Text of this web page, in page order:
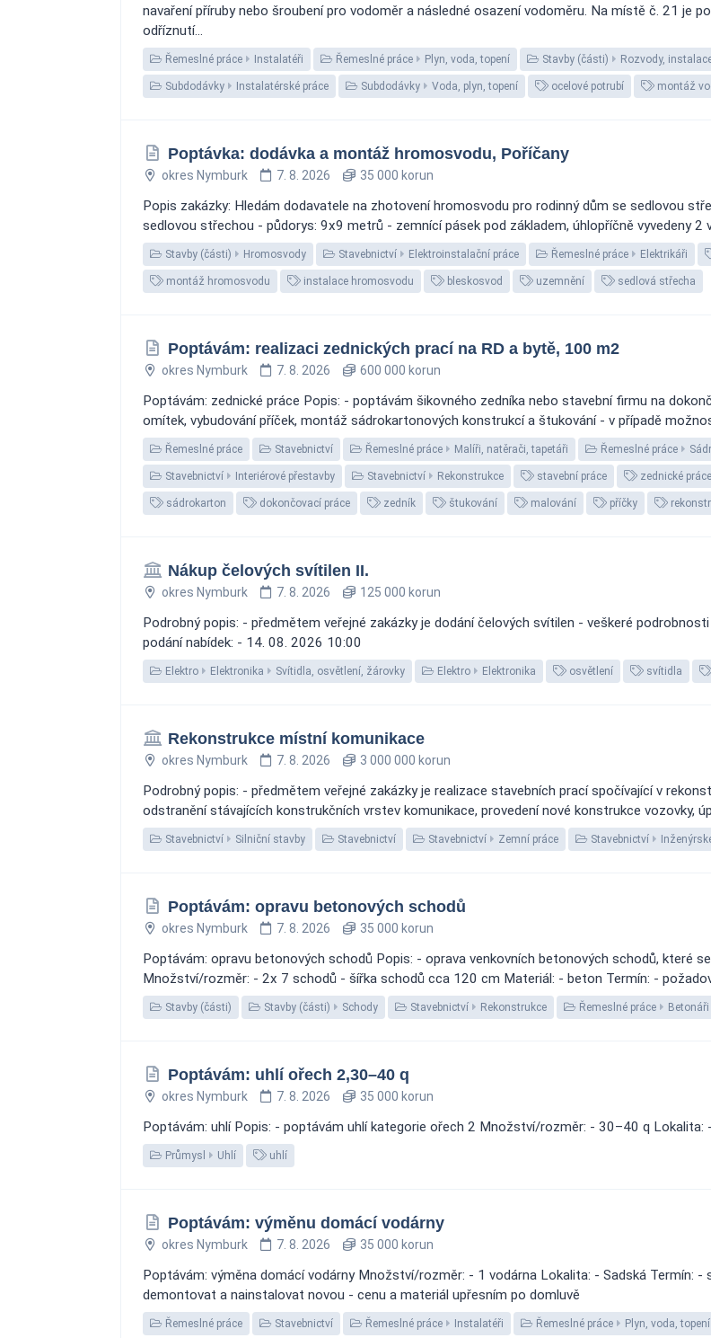
navaření příruby nebo šroubení pro vodoměr a následné osazení vodoměru. Na místě č. 21 je
odříznutí...
Řemeslné práce Instalatéři Řemeslné práce Plyn, voda, topení Stavby (části) Rozvody,
Subdodávky Instalatérské práce Subdodávky Voda, plyn, topení ocelové potrubí montáž
Poptávka: dodávka a montáž hromosvodu, Poříčany
okres Nymburk 7. 8. 2026 35 000 korun
Popis zakázky: Hledám dodavatele na zhotovení hromosvodu pro rodinný dům se sedlovou
sedlovou střechou - půdorys: 9x9 metrů - zemnící pásek pod základem, úhlopříčně vyvedeny 2
Stavby (části) Hromosvody Stavebnictví Elektroinstalační práce Řemeslné práce Elektrikáři
montáž hromosvodu instalace hromosvodu bleskosvod uzemnění sedlová střecha
Poptávám: realizaci zednických prací na RD a bytě, 100 m2
okres Nymburk 7. 8. 2026 600 000 korun
Poptávám: zednické práce Popis: - poptávám šikovného zedníka nebo stavební firmu na
omítek, vybudování příček, montáž sádrokartonových konstrukcí a štukování - v případě
Řemeslné práce Stavebnictví Řemeslné práce Malíři, natěrači, tapetáři Řemeslné práce
Stavebnictví Interiérové přestavby Stavebnictví Rekonstrukce stavební práce zednické práce
sádrokarton dokončovací práce zedník štukování malování příčky
Nákup čelových svítilen II.
okres Nymburk 7. 8. 2026 125 000 korun
Podrobný popis: - předmětem veřejné zakázky je dodání čelových svítilen - veškeré
podání nabídek: - 14. 08. 2026 10:00
Elektro Elektronika Svítidla, osvětlení, žárovky Elektro Elektronika osvětlení svítidla
Rekonstrukce místní komunikace
okres Nymburk 7. 8. 2026 3 000 000 korun
Podrobný popis: - předmětem veřejné zakázky je realizace stavebních prací spočívající v
odstranění stávajících konstrukčních vrstev komunikace, provedení nové konstrukce vozovky,
Stavebnictví Silniční stavby Stavebnictví Stavebnictví Zemní práce Stavebnictví
Poptávám: opravu betonových schodů
okres Nymburk 7. 8. 2026 35 000 korun
Poptávám: opravu betonových schodů Popis: - oprava venkovních betonových schodů, které
Množství/rozměr: - 2x 7 schodů - šířka schodů cca 120 cm Materiál: - beton Termín: -
Stavby (části) Stavby (části) Schody Stavebnictví Rekonstrukce Řemeslné práce Betonáři
Poptávám: uhlí ořech 2,30–40 q
okres Nymburk 7. 8. 2026 35 000 korun
Poptávám: uhlí Popis: - poptávám uhlí kategorie ořech 2 Množství/rozměr: - 30–40 q Lokalita:
Průmysl Uhlí uhlí
Poptávám: výměnu domácí vodárny
okres Nymburk 7. 8. 2026 35 000 korun
Poptávám: výměna domácí vodárny Množství/rozměr: - 1 vodárna Lokalita: - Sadská Termín:
demontovat a nainstalovat novou - cenu a materiál upřesním po domluvě
Řemeslné práce Stavebnictví Řemeslné práce Instalatéři Řemeslné práce Plyn, voda, topení